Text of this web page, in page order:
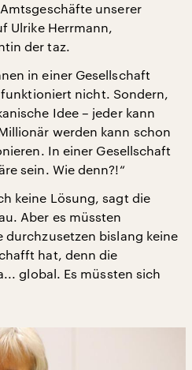
unserer
Ulrike Herrmann,
der taz.
in einer Gesellschaft
nicht. Sondern,
Idee – jeder kann
werden kann schon
In einer Gesellschaft
sein. Wie denn?!“
keine Lösung, sagt die
Aber es müssten
durchzusetzen bislang keine
hat, denn die
global. Es müssten sich